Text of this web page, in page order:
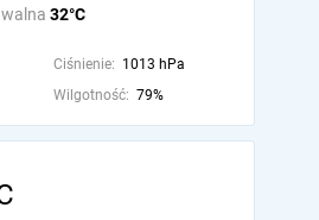
32°C
Ciśnienie: 1013 hPa
Wilgotność: 79%